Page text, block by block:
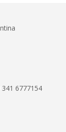
6777154